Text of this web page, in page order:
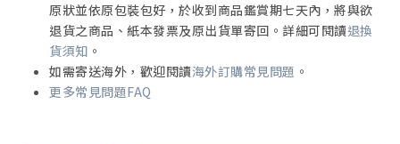
原狀並依原包裝包好，於收到商品鑑賞期七天內，將與欲
退貨之商品、紙本發票及原出貨單寄回。詳細可閱讀退換
貨須知 。
如需寄送海外，歡迎閱讀海外訂購常見問題 。
更多常見問題FAQ